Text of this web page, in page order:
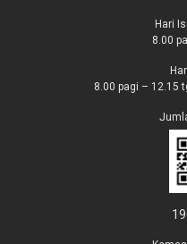
Hari
8.00
8.00 pagi – 12.15